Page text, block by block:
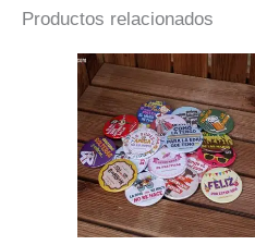
Productos relacionados
Este
producto
tiene
múltiples
variantes.
Las